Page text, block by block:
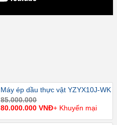
Máy ép dầu thực vật YZYX10J-WK
85.000.000
80.000.000 VNĐ+ Khuyến mại